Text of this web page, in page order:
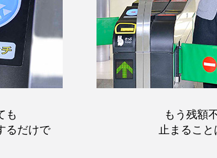
も
るだけで
もう残額
止まること